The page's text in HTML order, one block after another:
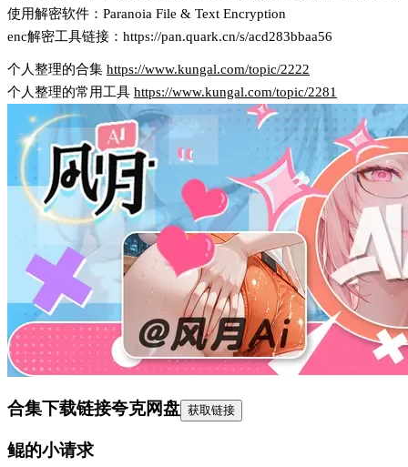
使用解密软件：Paranoia File & Text Encryption
enc解密工具链接：https://pan.quark.cn/s/acd283bbaa56
个人整理的合集 https://www.kungal.com/topic/2222
个人整理的常用工具 https://www.kungal.com/topic/2281
合集下载链接夸克网盘 获取链接
鲲的小请求